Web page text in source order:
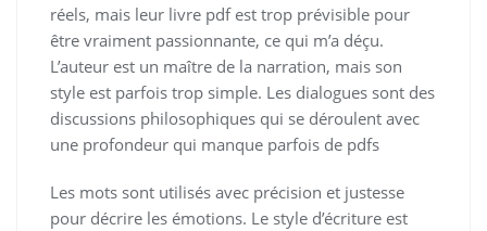
réels, mais leur livre pdf est trop prévisible pour
être vraiment passionnante, ce qui m’a déçu.
L’auteur est un maître de la narration, mais son
style est parfois trop simple. Les dialogues sont des
discussions philosophiques qui se déroulent avec
une profondeur qui manque parfois de pdfs
Les mots sont utilisés avec précision et justesse
pour décrire les émotions. Le style d’écriture est